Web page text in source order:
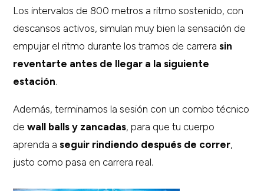
Los intervalos de 800 metros a ritmo sostenido, con
descansos activos, simulan muy bien la sensación de
empujar el ritmo durante los tramos de carrerasin
reventarte antes de llegar a la siguiente
estación.
Además, terminamos la sesión con un combo técnico
dewall balls y zancadas, para que tu cuerpo
aprenda aseguir rindiendo después de correr,
justo como pasa en carrera real.